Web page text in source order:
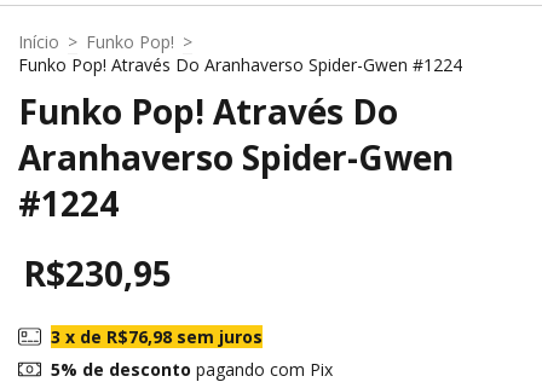
Início > Funko Pop! >
Funko Pop! Através Do Aranhaverso Spider-Gwen #1224
Funko Pop! Através Do
Aranhaverso Spider-Gwen
#1224
R$230,95
3 x de R$76,98 sem juros
5% de desconto pagando com Pix